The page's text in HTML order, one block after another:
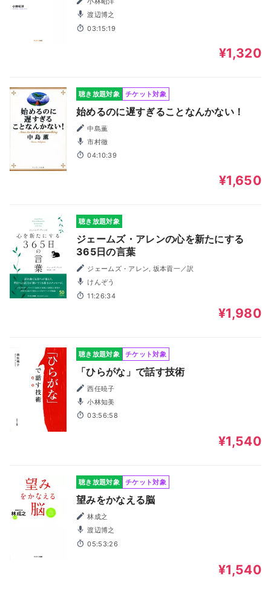
渡辺博之
03:15:19
¥1,320
聴き放題対象 チケット対象
始めるのに遅すぎることなんかない！
中島薫
市村徹
04:10:39
¥1,650
聴き放題対象
ジェームズ・アレンの心を新たにする
365日の言葉
ジェームズ・アレン, 坂本貢一／訳
けんぞう
11:26:34
¥1,980
聴き放題対象 チケット対象
「ひらがな」で話す技術
西任暁子
小林知美
03:56:58
¥1,540
聴き放題対象 チケット対象
望みをかなえる脳
林成之
渡辺博之
05:53:26
¥1,540